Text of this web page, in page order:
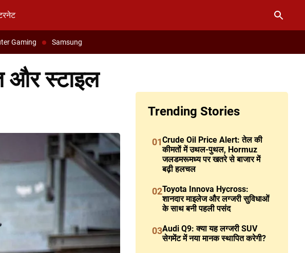
Gaming Samsung
और स्टाइल
Trending Stories
01Crude Oil Price Alert: तेल की
कीमतों में उथल-पुथल, Hormuz
जलडमरूमध्य पर खतरे से बाजार में
बढ़ी हलचल
02Toyota Innova Hycross:
शानदार माइलेज और लग्जरी सुविधाओं
के साथ बनी पहली पसंद
03Audi Q9: क्या यह लग्जरी SUV
सेगमेंट में नया मानक स्थापित करेगी?